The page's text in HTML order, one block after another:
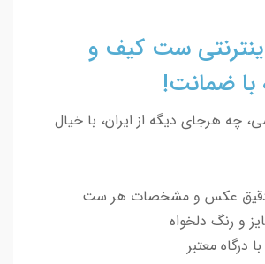
ست کیف و
با ضمانت!
چه هرجای دیگه از ایران، با خیال
عکس و مشخصات هر ست
و رنگ دلخواه
درگاه معتبر